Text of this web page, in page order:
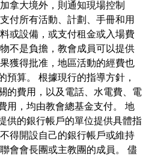
拿大境外，則通知現場控制
付所有活動、計劃、手冊和用
或設備，或支付租金或入場費
不是負擔，教會成員可以提供
獲得批准，地區活動的經費也
預算。 根據現行的指導方針，
的費用，以及電話、水電費、電
用，均由教會總基金支付。 地
供的銀行帳戶的單位提供具體指
得開設自己的銀行帳戶或維持
會會長團或主教團的成員。 儘